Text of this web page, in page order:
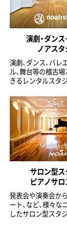
演劇・ダンス
ノアスタ
演劇、ダンス、バレ
ル、舞台等の稽古
きるレンタルスタジ
サロン型ス
ピアノサ
発表会や演奏会か
ート、など、様々
したサロン型スタジ